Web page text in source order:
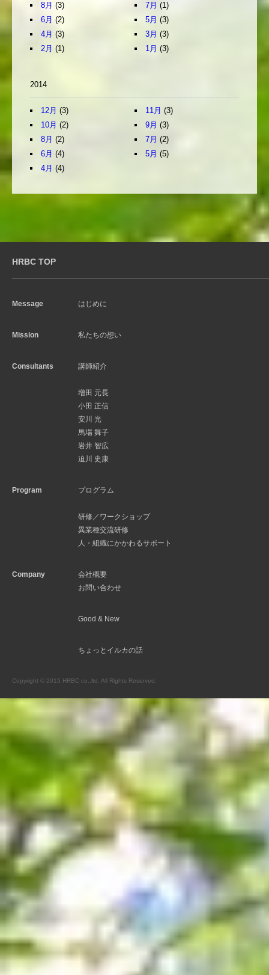
8月 (3) 7月 (1)
6月 (2) 5月 (3)
4月 (3) 3月 (3)
2月 (1) 1月 (3)
2014
12月 (3) 11月 (3)
10月 (2) 9月 (3)
8月 (2) 7月 (2)
6月 (4) 5月 (5)
4月 (4)
HRBC TOP
Message はじめに
Mission 私たちの想い
Consultants 講師紹介
増田 元長
小田 正信
安川 光
馬場 舞子
岩井 智広
迫川 史康
Program プログラム
研修／ワークショップ
異業種交流研修
人・組織にかかわるサポート
Company
会社概要
お問い合わせ
Good & New
ちょっとイルカの話
Copyright © 2015 HRBC co.,ltd. All Rights Reserved.